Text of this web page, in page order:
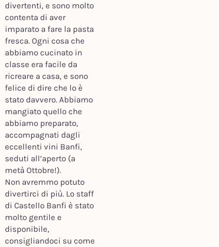
divertenti, e sono molto
contenta di aver
imparato a fare la pasta
fresca. Ogni cosa che
abbiamo cucinato in
classe era facile da
ricreare a casa, e sono
felice di dire che lo è
stato davvero. Abbiamo
mangiato quello che
abbiamo preparato,
accompagnati dagli
eccellenti vini Banfi,
seduti all’aperto (a
metà Ottobre!).
Non avremmo potuto
divertirci di più. Lo staff
di Castello Banfi è stato
molto gentile e
disponibile,
consigliandoci su come